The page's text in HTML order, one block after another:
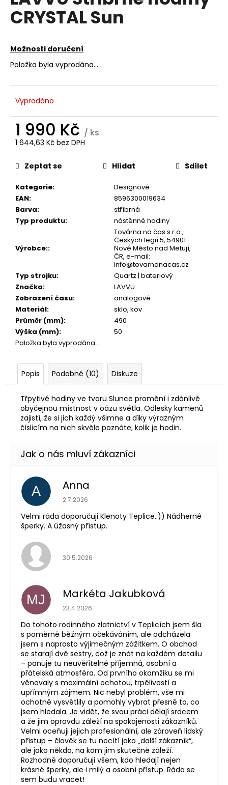
0,0
z
CRYSTAL Sun
Možnosti doručení
Položka byla vyprodána…
Vyprodáno
1 990 Kč / ks
1 644,63 Kč bez DPH
Měrná
cena:
Kategorie:
Designové
EAN:
8596300019634
Barva:
stříbrná
Typ produktu: nástěnné hodiny
Výrobce::
Továrna na čas s.r.o.,
Českých legií 5, 54901
Nové Město nad Metují,
ČR, e-mail:
info@tovarnanacas.cz
Typ strojku:
Quartz | bateriový
Značka:
LAVVU
Zobrazení času:
analogové
Materiál:
sklo, kov
Průměr (mm):
490
Výška (mm):
50
Položka byla vyprodána…
Zeptat se Hlídat Sdílet
Popis Podobné (10) Diskuze
Třpytivé hodiny ve tvaru Slunce promění i zdánlivě
obyčejnou místnost v oázu světla. Odlesky kamenů
zajistí, že si jich každý všimne a díky výrazným
číslicím na nich skvěle poznáte, kolik je hodin.
A Anna
Hodnocení obchodu je 5 z 5 hvězdiček.
2.7.2026
Velmi ráda doporučuji Klenoty Teplice.:)) Nádherné
šperky. A úžasný přístup.
Hodnocení obchodu je 5 z 5 hvězdiček.
30.5.2026
MJ Markéta Jakubková
Hodnocení obchodu je 5 z 5 hvězdiček.
23.4.2026
Do tohoto rodinného zlatnictví v Teplicích jsem šla
s poměrně běžným očekáváním, ale odcházela
jsem s naprosto výjimečným zážitkem. O obchod
se starají dvě sestry, což je znát na každém detailu
– panuje tu neuvěřitelně příjemná, osobní a
přátelská atmosféra. Od prvního okamžiku se mi
věnovaly s maximální ochotou, trpělivostí a
upřímným zájmem. Nic nebyl problém, vše mi
ochotně vysvětlily a pomohly vybrat přesně to, co
jsem hledala. Je vidět, že svou práci dělají srdcem
a že jim opravdu záleží na spokojenosti zákazníků.
Velmi oceňuji jejich profesionální, ale zároveň lidský
přístup – člověk se tu necítí jako „další zákazník“,
ale jako někdo, na kom jim skutečně záleží.
Rozhodně doporučuji všem, kdo hledají nejen
krásné šperky, ale i milý a osobní přístup. Ráda se
sem budu vracet!
a
j
t
?
HLEDAT
D
p
o
u
m
e